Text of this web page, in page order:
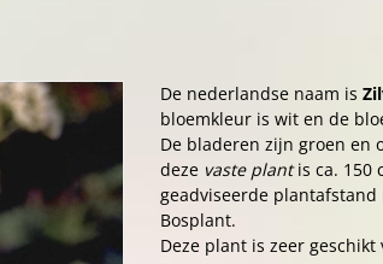
De nederlandse naam is
bloemkleur is wit en de
De bladeren zijn groen en
deze vaste plantis ca. 150
geadviseerde plantafstand
Bosplant.
Deze plant is zeer